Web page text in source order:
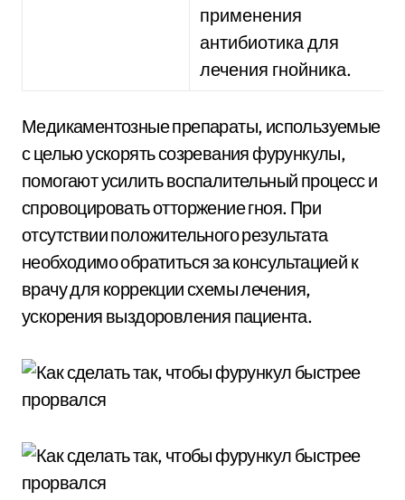
применения
антибиотика для
лечения гнойника.
Медикаментозные препараты, используемые
с целью ускорять созревания фурункулы,
помогают усилить воспалительный процесс и
спровоцировать отторжение гноя. При
отсутствии положительного результата
необходимо обратиться за консультацией к
врачу для коррекции схемы лечения,
ускорения выздоровления пациента.